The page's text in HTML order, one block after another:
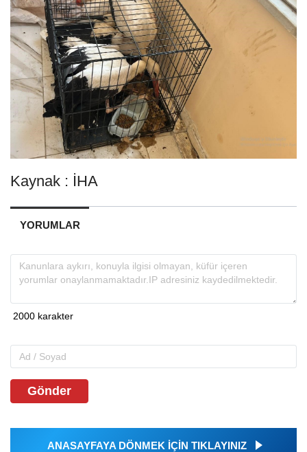
Kaynak : İHA
YORUMLAR
Gönder
ANASAYFAYA DÖNMEK İÇİN TIKLAYINIZ